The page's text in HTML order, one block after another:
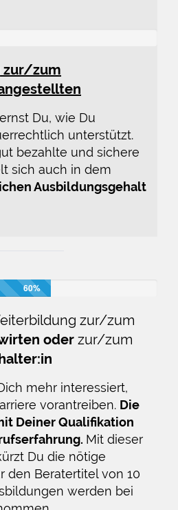
zur/zum
Du, wie Du
unterstützt.
bezahlte und sichere
sich auch in dem
Ausbildungsgehalt
60%
zur/zum
oder zur/zum
mehr interessiert,
vorantreiben. Die
Deiner Qualifikation
Mit dieser
Du die nötige
den Beratertitel von 10
werden bei